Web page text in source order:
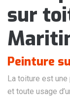
sur
Peinture
La toiture est
et toute usage